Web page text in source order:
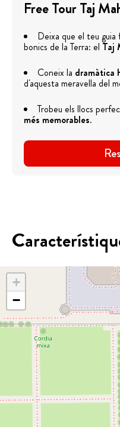
Free Tour Taj
Deixa que el teu
bonics de la Terra: el Taj
Coneix la dramàtica
d'aquesta meravella del
Trobeu els llocs
més memorables.
+
−